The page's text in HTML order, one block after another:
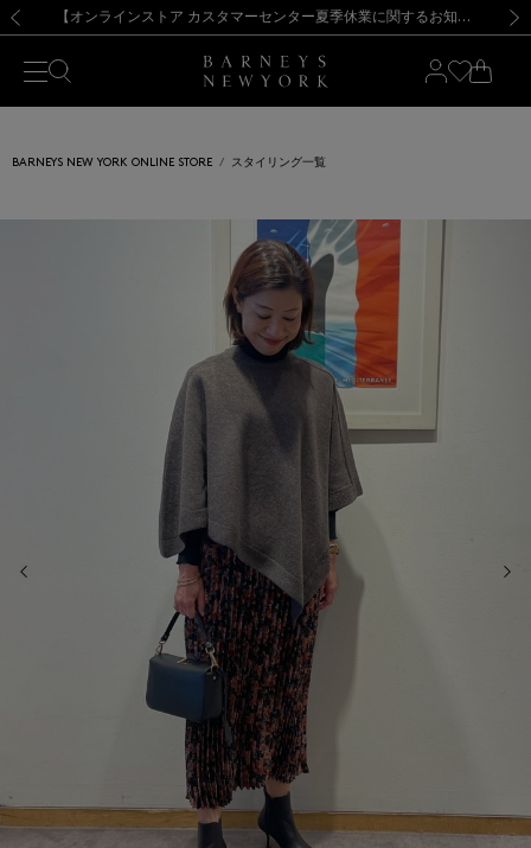
新規登録のお客様も対象！＜MY BARNEYS＞会員のお客様は11,000円（税込）以上のお買上げで常時送料無料！お買い物の際は会員登録を！
【夏季休業に伴う出荷一時停止のお知らせ】(2026.8.7) 【オンラインストア カスタマーセンター夏季休業に関するお知らせ】（2026.8.7）
【夏季休業に伴う返品・交換承り一時停止のお知らせ】（2026.8.5）
熊本県を中心とした地震の影響によるお荷物のお届けについて
【開催中】SUMMER SALEのご案内・ご注意事項 新規登録のお客様も対象！＜MY BARNEYS＞会員のお客様は11,000円（税込）以上のお買上げで常時送料無料！お買い物の際は会員登録を！
【夏季休業に伴う出荷一時停止のお知らせ】(2026.8.7)
BARNEYS NEW YORK ONLINE STORE スタイリング一覧